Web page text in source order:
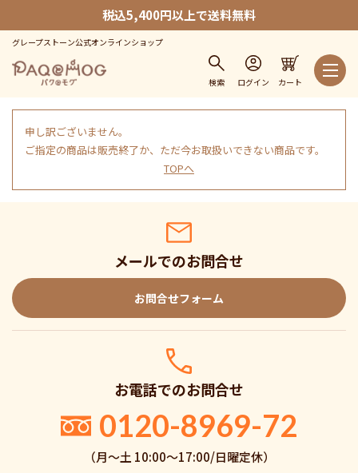
税込5,400円以上で送料無料
グレープストーン公式オンラインショップ
検索 ログイン カート
申し訳ございません。
ご指定の商品は販売終了か、ただ今お取扱いできない商品です。
TOPへ
メールでのお問合せ
お問合せフォーム
お電話でのお問合せ
0120-8969-72
（月〜土 10:00〜17:00/日曜定休）